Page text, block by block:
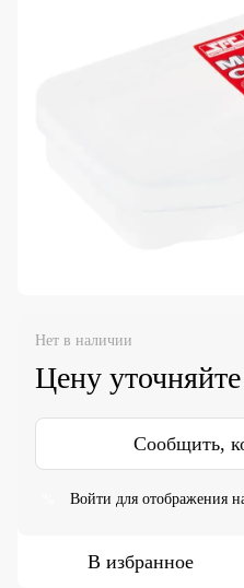
Нет в наличии
Цену уточняйте
Сообщить,
Войти для отображения
В избранное